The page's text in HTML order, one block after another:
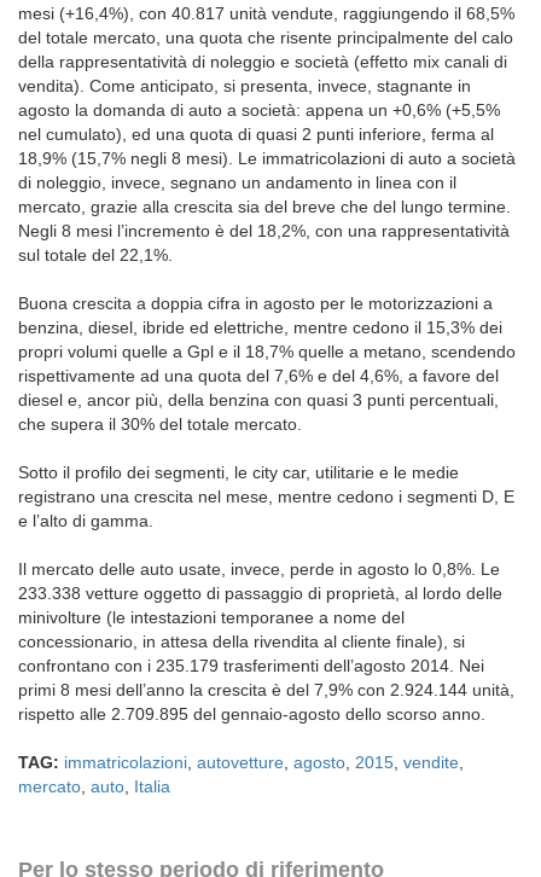
mesi (+16,4%), con 40.817 unità vendute, raggiungendo il 68,5%
del totale mercato, una quota che risente principalmente del calo
della rappresentatività di noleggio e società (effetto mix canali di
vendita). Come anticipato, si presenta, invece, stagnante in
agosto la domanda di auto a società: appena un +0,6% (+5,5%
nel cumulato), ed una quota di quasi 2 punti inferiore, ferma al
18,9% (15,7% negli 8 mesi). Le immatricolazioni di auto a società
di noleggio, invece, segnano un andamento in linea con il
mercato, grazie alla crescita sia del breve che del lungo termine.
Negli 8 mesi l’incremento è del 18,2%, con una rappresentatività
sul totale del 22,1%.
Buona crescita a doppia cifra in agosto per le motorizzazioni a
benzina, diesel, ibride ed elettriche, mentre cedono il 15,3% dei
propri volumi quelle a Gpl e il 18,7% quelle a metano, scendendo
rispettivamente ad una quota del 7,6% e del 4,6%, a favore del
diesel e, ancor più, della benzina con quasi 3 punti percentuali,
che supera il 30% del totale mercato.
Sotto il profilo dei segmenti, le city car, utilitarie e le medie
registrano una crescita nel mese, mentre cedono i segmenti D, E
e l’alto di gamma.
Il mercato delle auto usate, invece, perde in agosto lo 0,8%. Le
233.338 vetture oggetto di passaggio di proprietà, al lordo delle
minivolture (le intestazioni temporanee a nome del
concessionario, in attesa della rivendita al cliente finale), si
confrontano con i 235.179 trasferimenti dell’agosto 2014. Nei
primi 8 mesi dell’anno la crescita è del 7,9% con 2.924.144 unità,
rispetto alle 2.709.895 del gennaio-agosto dello scorso anno.
TAG: immatricolazioni autovetture agosto 2015 vendite
mercato auto Italia
Per lo stesso periodo di riferimento